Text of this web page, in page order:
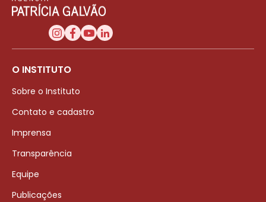
O INSTITUTO
Sobre o Instituto
Contato e cadastro
Imprensa
Transparência
Equipe
Publicações